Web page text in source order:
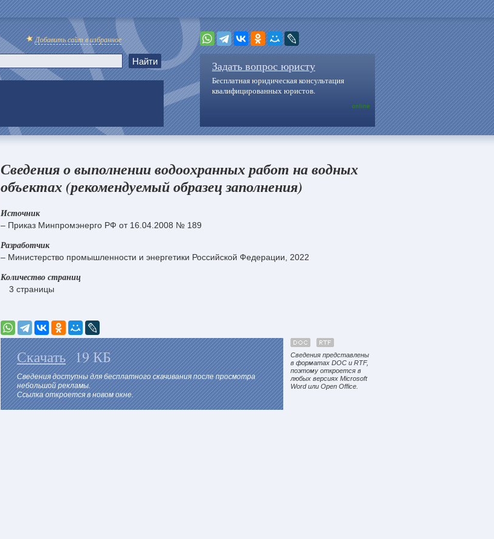
Добавить сайт в избранное
Задать вопрос юристу
Бесплатная юридическая консультация
квалифицированных юристов.
online
Сведения о выполнении водоохранных работ на водных
объектах (рекомендуемый образец заполнения)
Источник
– Приказ Минпромэнерго РФ от 16.04.2008 № 189
Разработчик
– Министерство промышленности и энергетики Российской Федерации, 2022
Количество страниц
3 страницы
Скачать 19 КБ
Сведения доступны для бесплатного скачивания после просмотра
небольшой рекламы.
Ссылка откроется в новом окне.
Сведения представлены
в форматах DOC и RTF,
поэтому откроется в
любых версиях Microsoft
Word или Open Office.